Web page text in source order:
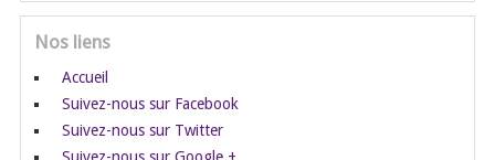
Nos liens
Accueil
Suivez-nous sur Facebook
Suivez-nous sur Twitter